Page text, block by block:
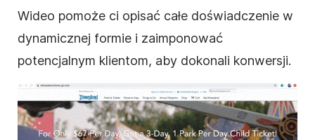
Wideo pomoże ci opisać całe doświadczenie w
dynamicznej formie i zaimponować
potencjalnym klientom, aby dokonali konwersji.